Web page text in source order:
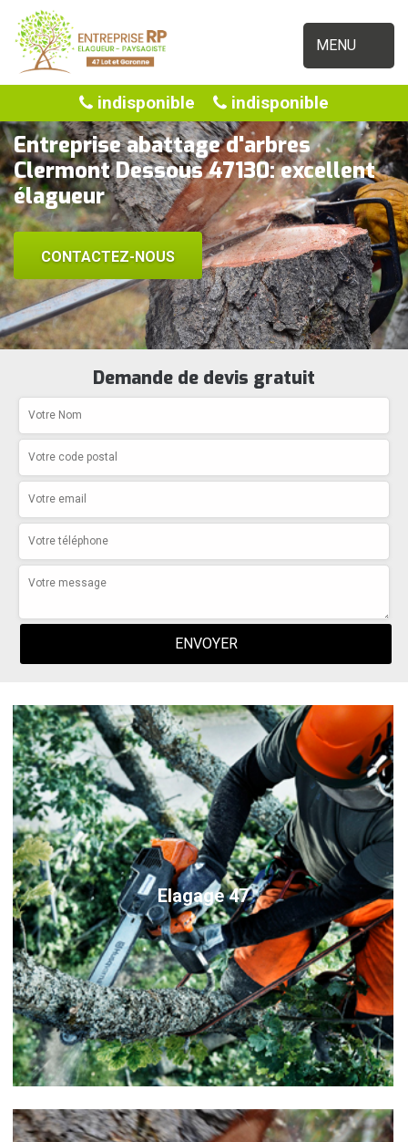
MENU
indisponible indisponible
Entreprise abattage d'arbres
Clermont Dessous 47130: excellent
élagueur
CONTACTEZ-NOUS
Demande de devis gratuit
Elagage 47